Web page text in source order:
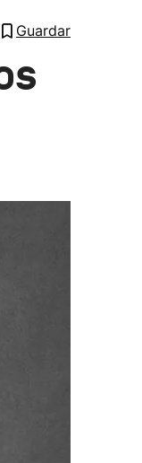
Lo último
Guardar